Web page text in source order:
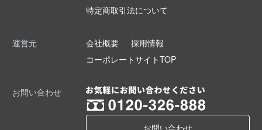
特定商取引法について
運営元 会社概要
採用情報
コーポレートサイトTOP
お問い合わせ
お問い合わせ